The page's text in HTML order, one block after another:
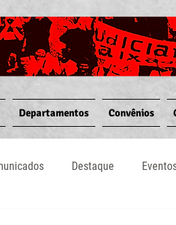
Departamentos Convênios
Destaque